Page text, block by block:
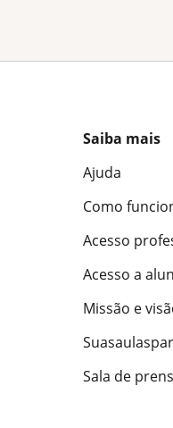
Saiba mais
Ajuda
Como
Acesso
Acesso a
Missão e
Sala de